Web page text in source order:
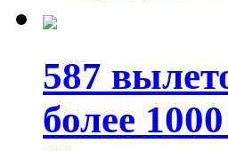
587
более